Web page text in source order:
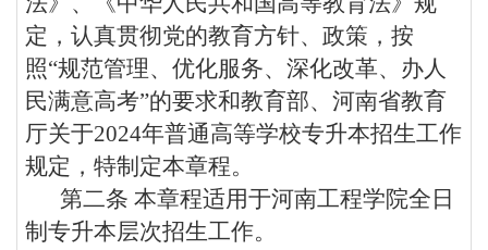
定，认真贯彻党的教育方针、政策，按
照“规范管理、优化服务、深化改革、办人
民满意高考”的要求和教育部、河南省教育
厅关于2024年普通高等学校专升本招生工作
规定，特制定本章程。
第二条 本章程适用于河南工程学院全日
制专升本层次招生工作。